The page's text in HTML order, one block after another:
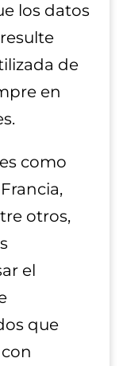
los datos
de
en
como
otros,
el
que